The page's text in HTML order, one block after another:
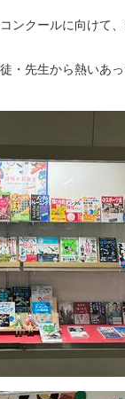
ンクールに向けて
・先生から熱いあ